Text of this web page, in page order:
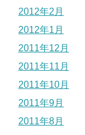
2012年2月
2012年1月
2011年12月
2011年11月
2011年10月
2011年9月
2011年8月